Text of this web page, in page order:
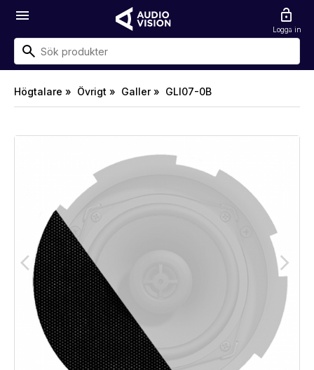
menu lock_open
Logga in
Högtalare » Övrigt » Galler » GLI07-0B
arrow_back_ios arrow_forward_ios